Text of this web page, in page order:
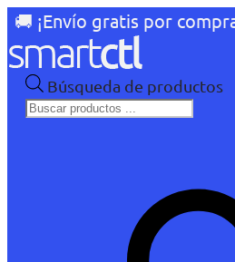
🚚 ¡Envío gratis por
Búsqueda de productos